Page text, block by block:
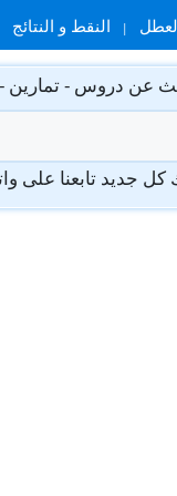
النقط و النتائج
عن دروس - تمارين
كل جديد تابعنا على